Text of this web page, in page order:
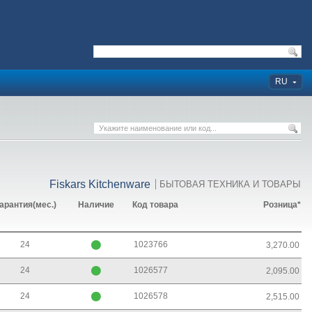
RU
БЫТОВАЯ ТЕХНИКА И ТОВАРЫ
Fiskars Kitchenware
Наличие Код товара Розница*
24 1023766 3,270.00
24 1026577 2,095.00
24 1026578 2,515.00